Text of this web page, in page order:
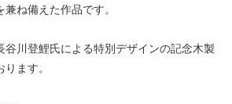
ね備えた作品です。
谷川登鯉氏による特別デザインの記念木製
ます。